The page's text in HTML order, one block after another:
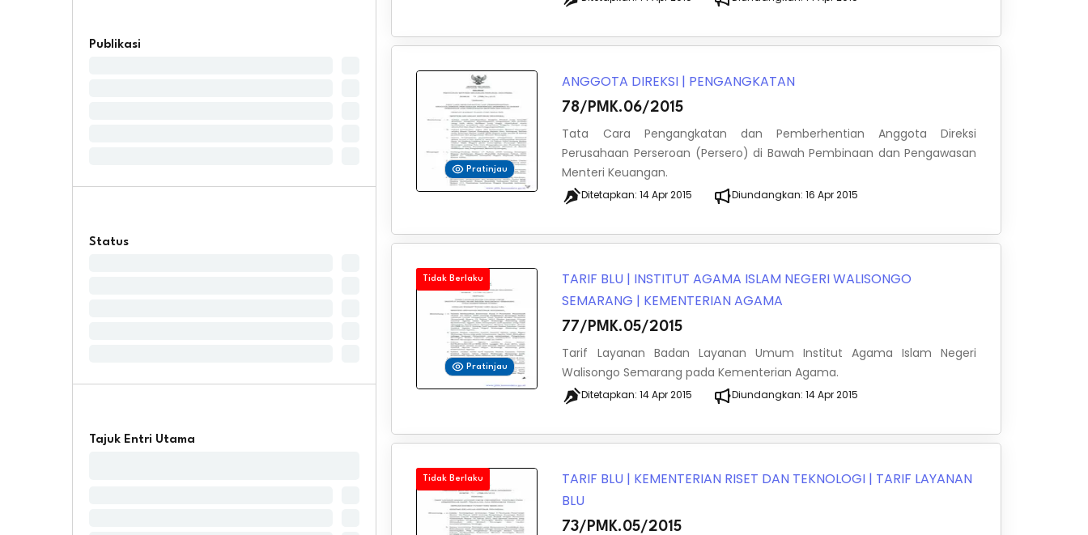
Publikasi
Status
Tajuk Entri Utama
Pratinjau
ANGGOTA DIREKSI | PENGANGKATAN
78/PMK.06/2015
Tata Cara Pengangkatan dan Pemberhentian Anggota Direksi
Perusahaan Perseroan (Persero) di Bawah Pembinaan dan Pengawasan
Menteri Keuangan.
Ditetapkan:14 Apr 2015 Diundangkan:16 Apr 2015
Tidak Berlaku
Pratinjau
TARIF BLU | INSTITUT AGAMA ISLAM NEGERI WALISONGO
SEMARANG | KEMENTERIAN AGAMA
77/PMK.05/2015
Tarif Layanan Badan Layanan Umum Institut Agama Islam Negeri
Walisongo Semarang pada Kementerian Agama.
Ditetapkan:14 Apr 2015 Diundangkan:14 Apr 2015
Tidak Berlaku TARIF BLU | KEMENTERIAN RISET DAN TEKNOLOGI | TARIF LAYANAN
BLU
73/PMK.05/2015